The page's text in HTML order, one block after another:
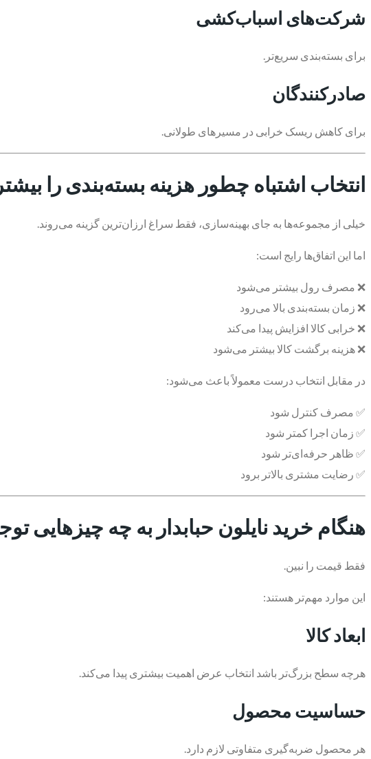
شرکت‌های اسباب‌کشی
برای بسته‌بندی سریع‌تر.
صادرکنندگان
برای کاهش ریسک خرابی در مسیرهای طولانی.
انتخاب اشتباه چطور هزینه بسته‌بندی را
خیلی از مجموعه‌ها به جای بهینه‌سازی، فقط سراغ ارزان‌ترین گزینه می‌روند.
اما این اتفاق‌ها رایج است:
❌ مصرف رول بیشتر می‌شود
❌ زمان بسته‌بندی بالا می‌رود
❌ خرابی کالا افزایش پیدا می‌کند
❌ هزینه برگشت کالا بیشتر می‌شود
در مقابل انتخاب درست معمولاً باعث می‌شود:
✅ مصرف کنترل شود
✅ زمان اجرا کمتر شود
✅ ظاهر حرفه‌ای‌تر شود
✅ رضایت مشتری بالاتر برود
هنگام خرید نایلون حبابدار به چه چیزهایی
فقط قیمت را نبین.
این موارد مهم‌تر هستند:
ابعاد کالا
هرچه سطح بزرگ‌تر باشد انتخاب عرض اهمیت بیشتری پیدا می‌کند.
حساسیت محصول
هر محصول ضربه‌گیری متفاوتی لازم دارد.